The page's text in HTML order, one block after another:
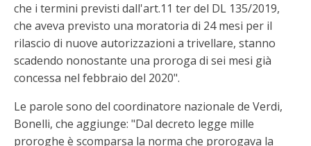
che i termini previsti dall'art.11 ter del DL 135/2019,
che aveva previsto una moratoria di 24 mesi per il
rilascio di nuove autorizzazioni a trivellare, stanno
scadendo nonostante una proroga di sei mesi già
concessa nel febbraio del 2020".
Le parole sono del coordinatore nazionale de Verdi,
Bonelli, che aggiunge: "Dal decreto legge mille
proroghe è scomparsa la norma che prorogava la